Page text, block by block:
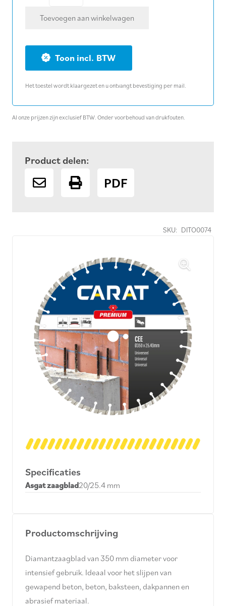
SKU: DITO0074
Specificaties
Asgat zaagblad20/25.4 mm
Productomschrijving
Diamantzaagblad van 350 mm diameter voor
intensief gebruik. Ideaal voor het slijpen van
gewapend beton, beton, baksteen, dakpannen en
abrasief materiaal.
350
universeel
aantal
Toevoegen aan winkelwagen
BTW
Het toestel wordt klaargezet en u ontvangt bevestiging per mail.
Al onze prijzen zijn exclusief BTW. Onder voorbehoud van drukfouten.
Product delen:
PDF